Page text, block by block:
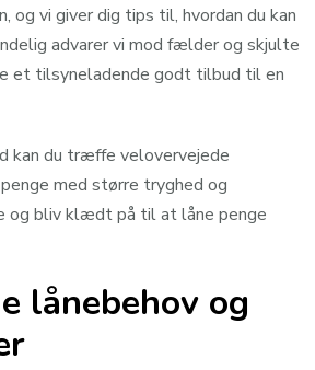
og vi giver dig tips til, hvordan du kan
advarer vi mod fælder og skjulte
et tilsyneladende godt tilbud til en
kan du træffe velovervejede
med større tryghed og
og bliv klædt på til at låne penge
lånebehov og